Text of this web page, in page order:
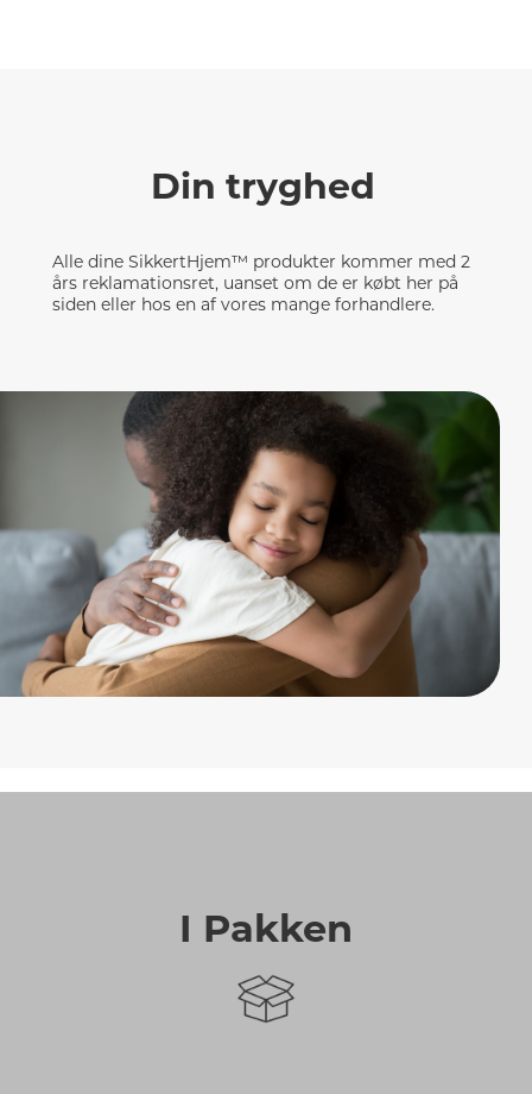
Din tryghed
Alle dine SikkertHjem™ produkter kommer med 2
års reklamationsret, uanset om de er købt her på
siden eller hos en af vores mange forhandlere.
I Pakken